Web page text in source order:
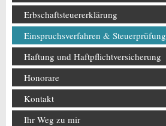
Erbschaftsteuererklärung
Einspruchsverfahren & Steuerprüfung
Haftung und Haftpflichtversicherung
Honorare
Kontakt
Ihr Weg zu mir